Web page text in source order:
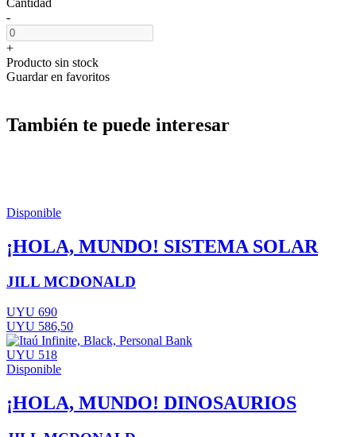
-
+
Producto sin stock
Guardar en favoritos
También te puede interesar
Disponible
¡HOLA, MUNDO! SISTEMA SOLAR
JILL MCDONALD
UYU 690
UYU 586,50
UYU 518
Disponible
¡HOLA, MUNDO! DINOSAURIOS